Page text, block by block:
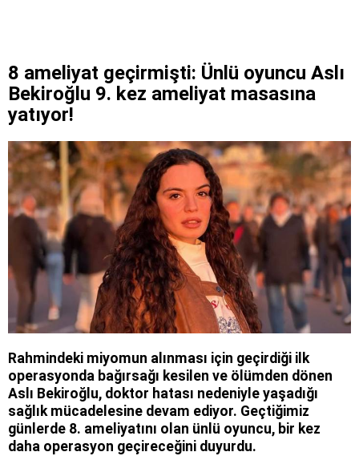
8 ameliyat geçirmişti: Ünlü oyuncu Aslı
Bekiroğlu 9. kez ameliyat masasına
yatıyor!
Rahmindeki miyomun alınması için geçirdiği ilk
operasyonda bağırsağı kesilen ve ölümden dönen
Aslı Bekiroğlu, doktor hatası nedeniyle yaşadığı
sağlık mücadelesine devam ediyor. Geçtiğimiz
günlerde 8. ameliyatını olan ünlü oyuncu, bir kez
daha operasyon geçireceğini duyurdu.